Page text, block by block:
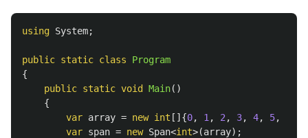
using System;
public static class
Program
{
public static void Main()
{
var array = new int []{0, 1 , 2 , 3, 4, 5,
var span = new Span<int>(array);